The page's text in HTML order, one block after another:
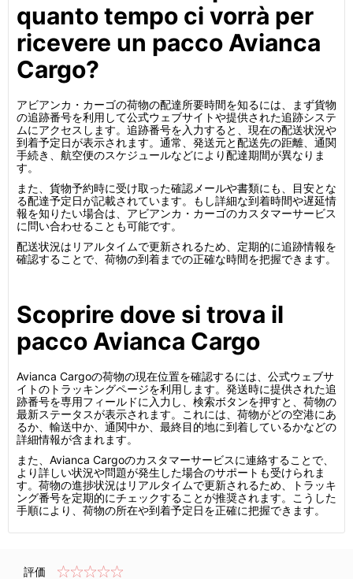
quanto tempo ci vorrà per
ricevere un pacco Avianca
Cargo?
アビアンカ・カーゴの荷物の配達所要時間を知るには、まず貨物
の追跡番号を利用して公式ウェブサイトや提供された追跡システ
ムにアクセスします。追跡番号を入力すると、現在の配送状況や
到着予定日が表示されます。通常、発送元と配送先の距離、通関
手続き、航空便のスケジュールなどにより配達期間が異なりま
す。
また、貨物予約時に受け取った確認メールや書類にも、目安とな
る配達予定日が記載されています。もし詳細な到着時間や遅延情
報を知りたい場合は、アビアンカ・カーゴのカスタマーサービス
に問い合わせることも可能です。
配送状況はリアルタイムで更新されるため、定期的に追跡情報を
確認することで、荷物の到着までの正確な時間を把握できます。
Scoprire dove si trova il
pacco Avianca Cargo
Avianca Cargoの荷物の現在位置を確認するには、公式ウェブサ
イトのトラッキングページを利用します。発送時に提供された追
跡番号を専用フィールドに入力し、検索ボタンを押すと、荷物の
最新ステータスが表示されます。これには、荷物がどの空港にあ
るか、輸送中か、通関中か、最終目的地に到着しているかなどの
詳細情報が含まれます。
また、Avianca Cargoのカスタマーサービスに連絡することで、
より詳しい状況や問題が発生した場合のサポートも受けられま
す。荷物の進捗状況はリアルタイムで更新されるため、トラッキ
ング番号を定期的にチェックすることが推奨されます。こうした
手順により、荷物の所在や到着予定日を正確に把握できます。
評価